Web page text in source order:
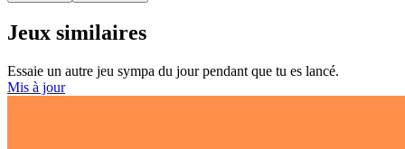
Jeux similaires
Essaie un autre jeu sympa du jour pendant que tu es lancé.
Mis à jour